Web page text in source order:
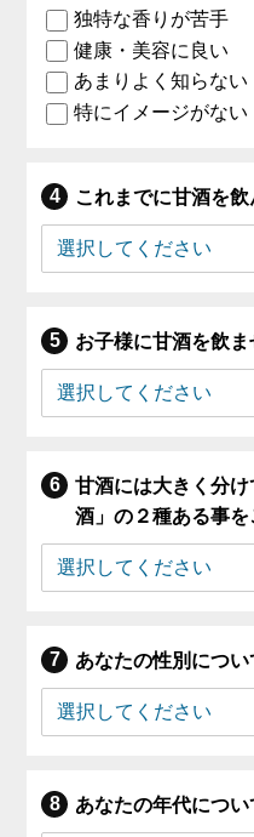
独特な香りが苦手
健康・美容に良い
あまりよく知らない
特にイメージがない
これまでに甘酒を
お子様に甘酒を飲
甘酒には大きく分
酒」の２種ある事を
あなたの性別につ
あなたの年代につ